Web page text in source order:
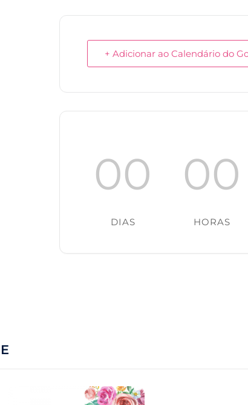
+ Adicionar ao Calendário do
00
DIAS
00
HORAS